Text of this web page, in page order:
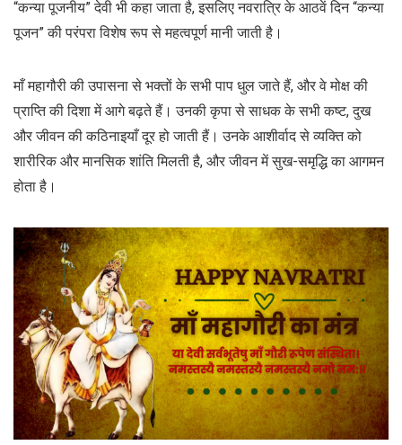
“कन्या पूजनीय” देवी भी कहा जाता है, इसलिए नवरात्रि के आठवें दिन “कन्या
पूजन” की परंपरा विशेष रूप से महत्वपूर्ण मानी जाती है।
माँ महागौरी की उपासना से भक्तों के सभी पाप धुल जाते हैं, और वे मोक्ष की
प्राप्ति की दिशा में आगे बढ़ते हैं। उनकी कृपा से साधक के सभी कष्ट, दुख
और जीवन की कठिनाइयाँ दूर हो जाती हैं। उनके आशीर्वाद से व्यक्ति को
शारीरिक और मानसिक शांति मिलती है, और जीवन में सुख-समृद्धि का आगमन
होता है।